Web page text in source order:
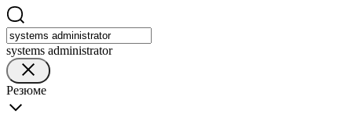
systems administrator
Резюме